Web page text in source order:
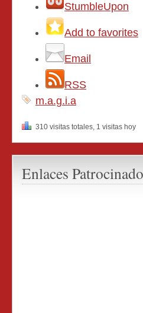
StumbleUpon
Add to favorites
Email
RSS
m.a.g.i.a
310 visitas totales, 1 visitas hoy
Enlaces